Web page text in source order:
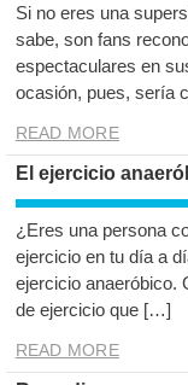
Si no eres una
sabe, son fans
espectaculares en
ocasión, pues, sería
READ MORE
El ejercicio
¿Eres una persona
ejercicio en tu día a
ejercicio anaeróbico.
de ejercicio que […]
READ MORE